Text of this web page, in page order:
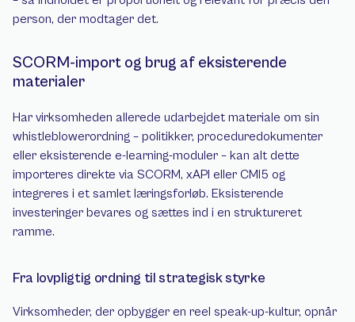
person, der modtager det.
SCORM-import og brug af eksisterende
materialer
Har virksomheden allerede udarbejdet materiale om sin
whistleblowerordning – politikker, proceduredokumenter
eller eksisterende e-learning-moduler – kan alt dette
importeres direkte via SCORM, xAPI eller CMI5 og
integreres i et samlet læringsforløb. Eksisterende
investeringer bevares og sættes ind i en struktureret
ramme.
Fra lovpligtig ordning til strategisk styrke
Virksomheder, der opbygger en reel speak-up-kultur, opnår